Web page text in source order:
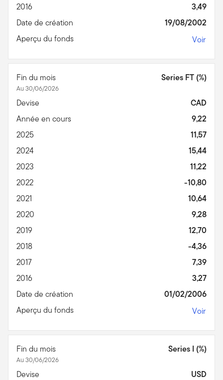
2016
3,49
Date de création
19/08/2002
Aperçu du fonds
Voir
Fin du mois
Au 30/06/2026
Series FT (%)
Devise
CAD
Année en cours
9,22
2025
11,57
2024
15,44
2023
11,22
2022
-10,80
2021
10,64
2020
9,28
2019
12,70
2018
-4,36
2017
7,39
2016
3,27
Date de création
01/02/2006
Aperçu du fonds
Voir
Fin du mois
Au 30/06/2026
Series I (%)
Devise USD